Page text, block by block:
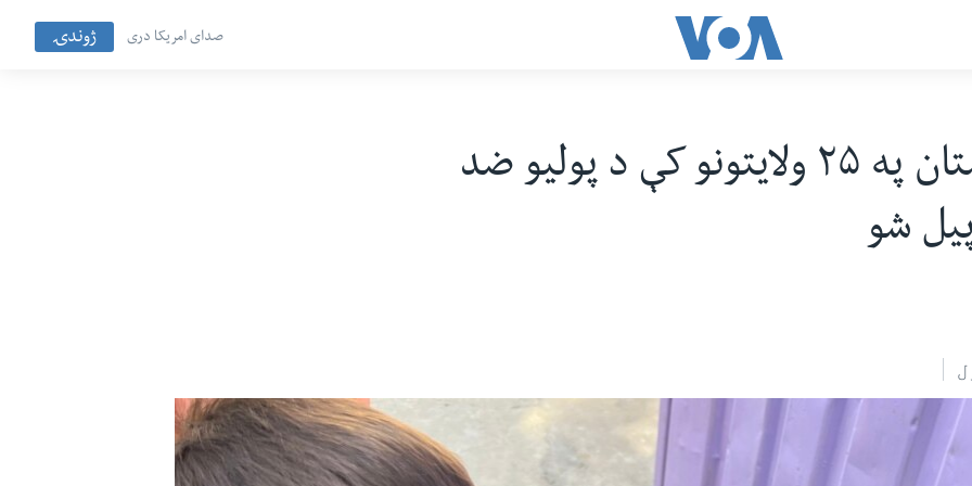
صدای امریکا دری ژوندۍ
د افغانستان په ۲۵ ولایتونو کې د پولیو ضد
شو